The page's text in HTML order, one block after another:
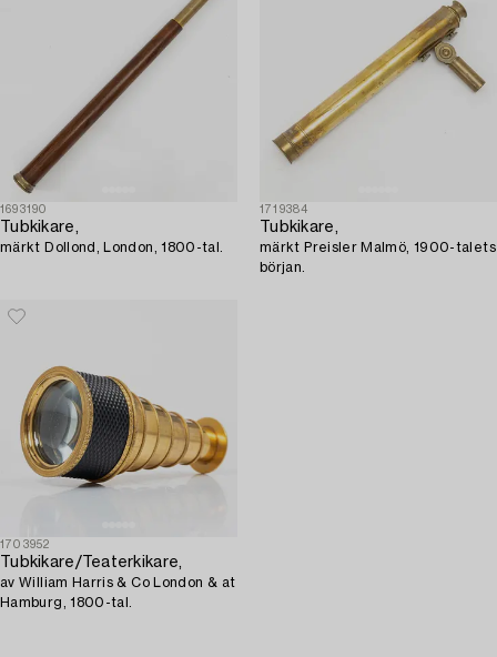
1693190
Tubkikare,
märkt Dollond, London, 1800-tal.
1719384
Tubkikare,
märkt Preisler Malmö, 1900-talets
början.
1703952
Tubkikare/Teaterkikare,
av William Harris & Co London & at
Hamburg, 1800-tal.